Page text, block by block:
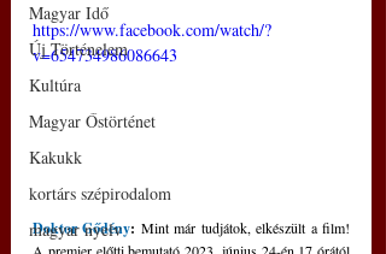
Magyar Idő
Új Történelem
Kultúra
Magyar Őstörténet
Kakukk
kortárs szépirodalom
magyar nyelv
https://www.facebook.com/watch/?
v=654734986086643
Doktor Gődény: Mint már tudjátok, elkészült a film!